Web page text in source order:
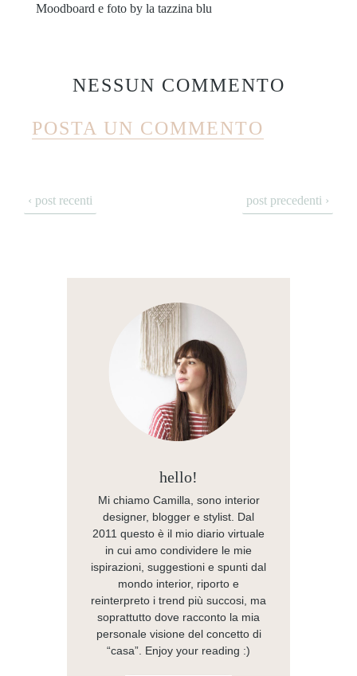
Moodboard e foto by la tazzina blu
NESSUN COMMENTO
POSTA UN COMMENTO
‹ post recenti post precedenti ›
hello!
Mi chiamo Camilla, sono interior
designer, blogger e stylist. Dal
2011 questo è il mio diario virtuale
in cui amo condividere le mie
ispirazioni, suggestioni e spunti dal
mondo interior, riporto e
reinterpreto i trend più succosi, ma
soprattutto dove racconto la mia
personale visione del concetto di
“casa”. Enjoy your reading :)